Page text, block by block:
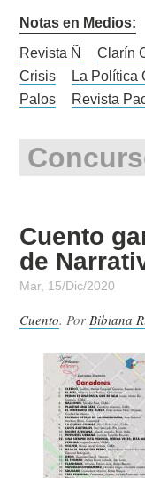
Notas en Medios:
Revista Ñ
Clarín
Crisis
La Política
Palos
Revista
Cuento
de
Mar, 15/Dic/2020
Cuento. PorBibiana